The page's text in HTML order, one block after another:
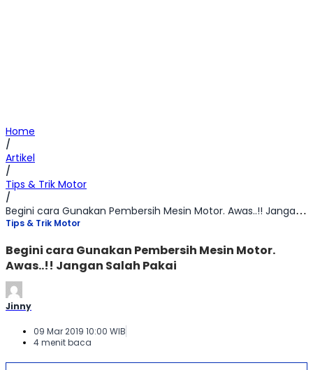
Home
/
Artikel
/
Tips & Trik Motor
/
Begini cara Gunakan Pembersih Mesin Motor. Awas..!! Jangan Salah Pakai
Tips & Trik Motor
Begini cara Gunakan Pembersih Mesin Motor.
Awas..!! Jangan Salah Pakai
Jinny
09 Mar 2019 10:00 WIB
4 menit baca